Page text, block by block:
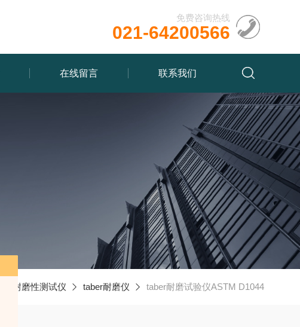
免费咨询热线
021-64200566
在线留言 联系我们
耐磨性测试仪 taber耐磨仪 taber耐磨试验仪ASTM D1044